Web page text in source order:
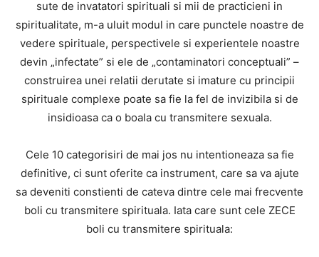
sute de invatatori spirituali si mii de practicieni in
spiritualitate, m-a uluit modul in care punctele noastre de
vedere spirituale, perspectivele si experientele noastre
devin „infectate” si ele de „contaminatori conceptuali” –
construirea unei relatii derutate si imature cu principii
spirituale complexe poate sa fie la fel de invizibila si de
insidioasa ca o boala cu transmitere sexuala.
Cele 10 categorisiri de mai jos nu intentioneaza sa fie
definitive, ci sunt oferite ca instrument, care sa va ajute
sa deveniti constienti de cateva dintre cele mai frecvente
boli cu transmitere spirituala. Iata care sunt cele ZECE
boli cu transmitere spirituala: